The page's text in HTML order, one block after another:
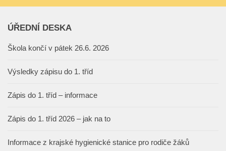
ÚŘEDNÍ DESKA
Škola končí v pátek 26.6. 2026
Výsledky zápisu do 1. tříd
Zápis do 1. tříd – informace
Zápis do 1. tříd 2026 – jak na to
Informace z krajské hygienické stanice pro rodiče žáků